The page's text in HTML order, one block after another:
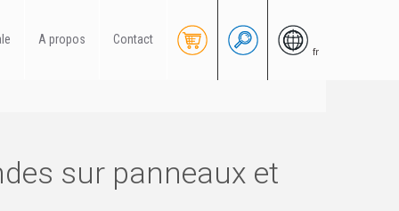
A propos Contact
fr
sur panneaux et